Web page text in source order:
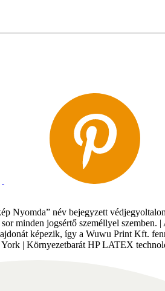
Nyomda” név bejegyzett
minden jogsértő személlyel szemben. |
képezik, így a Wuwu Print Kft.
| Környezetbarát HP LATEX